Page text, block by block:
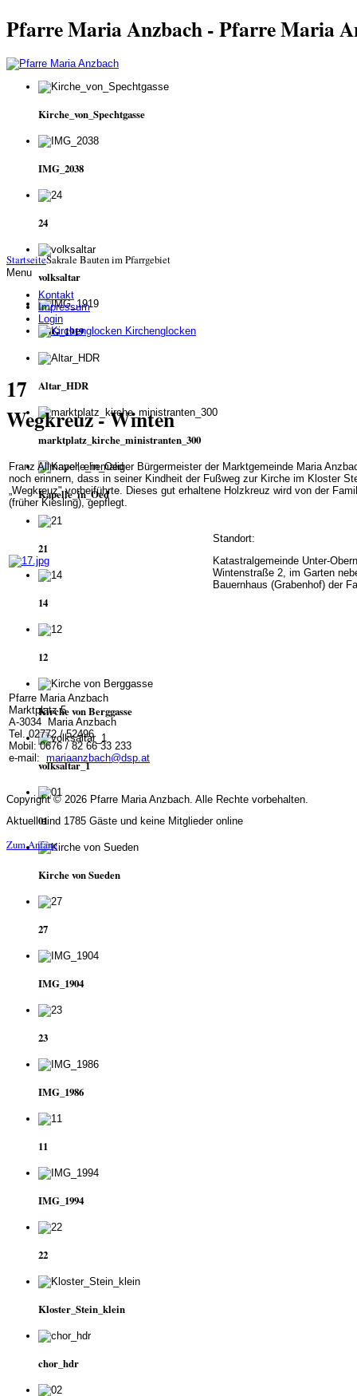
Pfarre Maria Anzbach - Pfarre Maria
Kirche_von_Spechtgasse
IMG_2038
24
volksaltar
IMG_1919
Altar_HDR
marktplatz_kirche_ministranten_300
Kapelle_in_Oed
21
14
12
Kirche von Berggasse
volksaltar_1
01
Kirche von Sueden
27
IMG_1904
23
IMG_1986
11
IMG_1994
22
Kloster_Stein_klein
chor_hdr
StartseiteSakrale Bauten im Pfarrgebiet
Menu
Kontakt
Impressum
Login
Kirchenglocken
17
Wegkreuz - Winten
Franz Allmayer, ehemaliger Bürgermeister der Marktgemeinde Maria
noch erinnern, dass in seiner Kindheit der Fußweg zur Kirche im Kloster
„Wegkreuz" vorbeiführte. Dieses gut erhaltene Holzkreuz wird von der
(früher Kiesling), gepflegt.
Standort:
Katastralgemeinde Unter-
Wintenstraße 2, im Garten
Bauernhaus (Grabenhof) der
Pfarre Maria Anzbach
Marktplatz 5
A-3034 Maria Anzbach
Tel. 02772 / 52496
Mobil: 0676 / 82 66 33 233
e-mail: mariaanzbach@dsp.at
Copyright © 2026 Pfarre Maria Anzbach. Alle Rechte vorbehalten.
Aktuell sind 1785 Gäste und keine Mitglieder online
Zum Anfang